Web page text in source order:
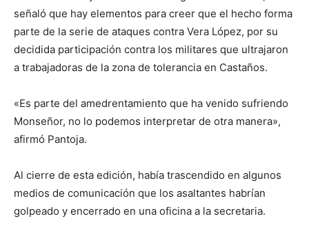
señaló que hay elementos para creer que el hecho forma
parte de la serie de ataques contra Vera López, por su
decidida participación contra los militares que ultrajaron
a trabajadoras de la zona de tolerancia en Castaños.
«Es parte del amedrentamiento que ha venido sufriendo
Monseñor, no lo podemos interpretar de otra manera»,
afirmó Pantoja.
Al cierre de esta edición, había trascendido en algunos
medios de comunicación que los asaltantes habrían
golpeado y encerrado en una oficina a la secretaria.